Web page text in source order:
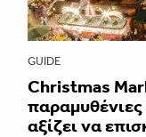
GUIDE
Christmas
αξίζει να